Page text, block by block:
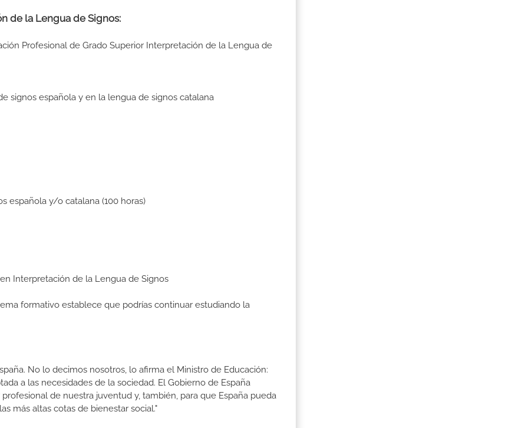
de la Lengua de Signos:
Profesional de Grado Superior Interpretación de la Lengua de
signos española y en la lengua de signos catalana
española y/o catalana (100 horas)
Interpretación de la Lengua de Signos
formativo establece que podrías continuar estudiando la
No lo decimos nosotros, lo afirma el Ministro de Educación:
a las necesidades de la sociedad. El Gobierno de España
de nuestra juventud y, también, para que España pueda
más altas cotas de bienestar social."